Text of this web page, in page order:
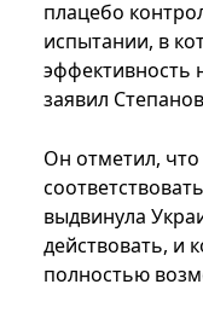
плацебо
испытании, в
эффективность
заявил
Он отметил, что
выдвинула
действовать, и
полностью